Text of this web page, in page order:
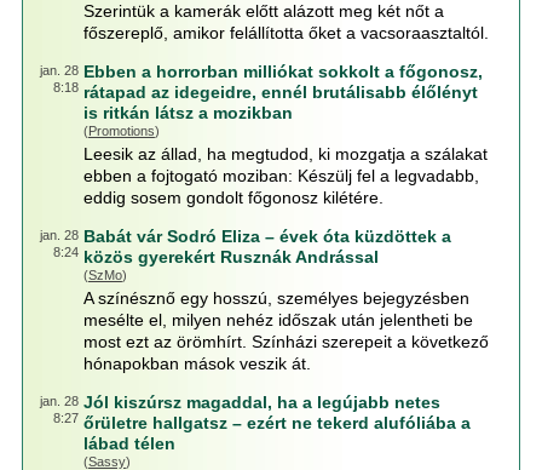
Szerintük a kamerák előtt alázott meg két nőt a
főszereplő, amikor felállította őket a vacsoraasztaltól.
jan. 28
8:18
Ebben a horrorban milliókat sokkolt a főgonosz,
rátapad az idegeidre, ennél brutálisabb élőlényt
is ritkán látsz a mozikban
(Promotions)
Leesik az állad, ha megtudod, ki mozgatja a szálakat
ebben a fojtogató moziban: Készülj fel a legvadabb,
eddig sosem gondolt főgonosz kilétére.
jan. 28
8:24
Babát vár Sodró Eliza – évek óta küzdöttek a
közös gyerekért Rusznák Andrással
(SzMo)
A színésznő egy hosszú, személyes bejegyzésben
mesélte el, milyen nehéz időszak után jelentheti be
most ezt az örömhírt. Színházi szerepeit a következő
hónapokban mások veszik át.
jan. 28
8:27
Jól kiszúrsz magaddal, ha a legújabb netes
őrületre hallgatsz – ezért ne tekerd alufóliába a
lábad télen
(Sassy)